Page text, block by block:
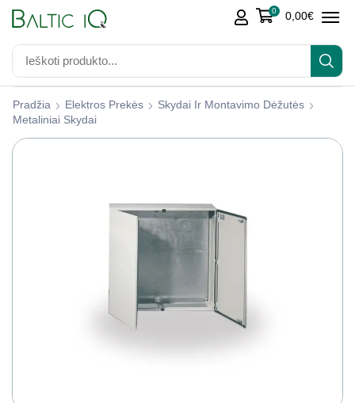
0 0,00€
Pradžia Elektros Prekės
Skydai Ir Montavimo Dėžutės
Metaliniai Skydai